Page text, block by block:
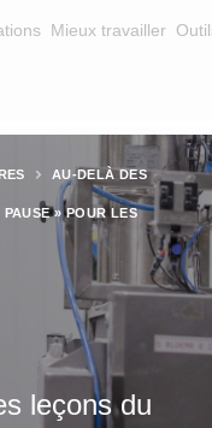
Mieux travailler
AU-DELÀ DES
» POUR LES
leçons du